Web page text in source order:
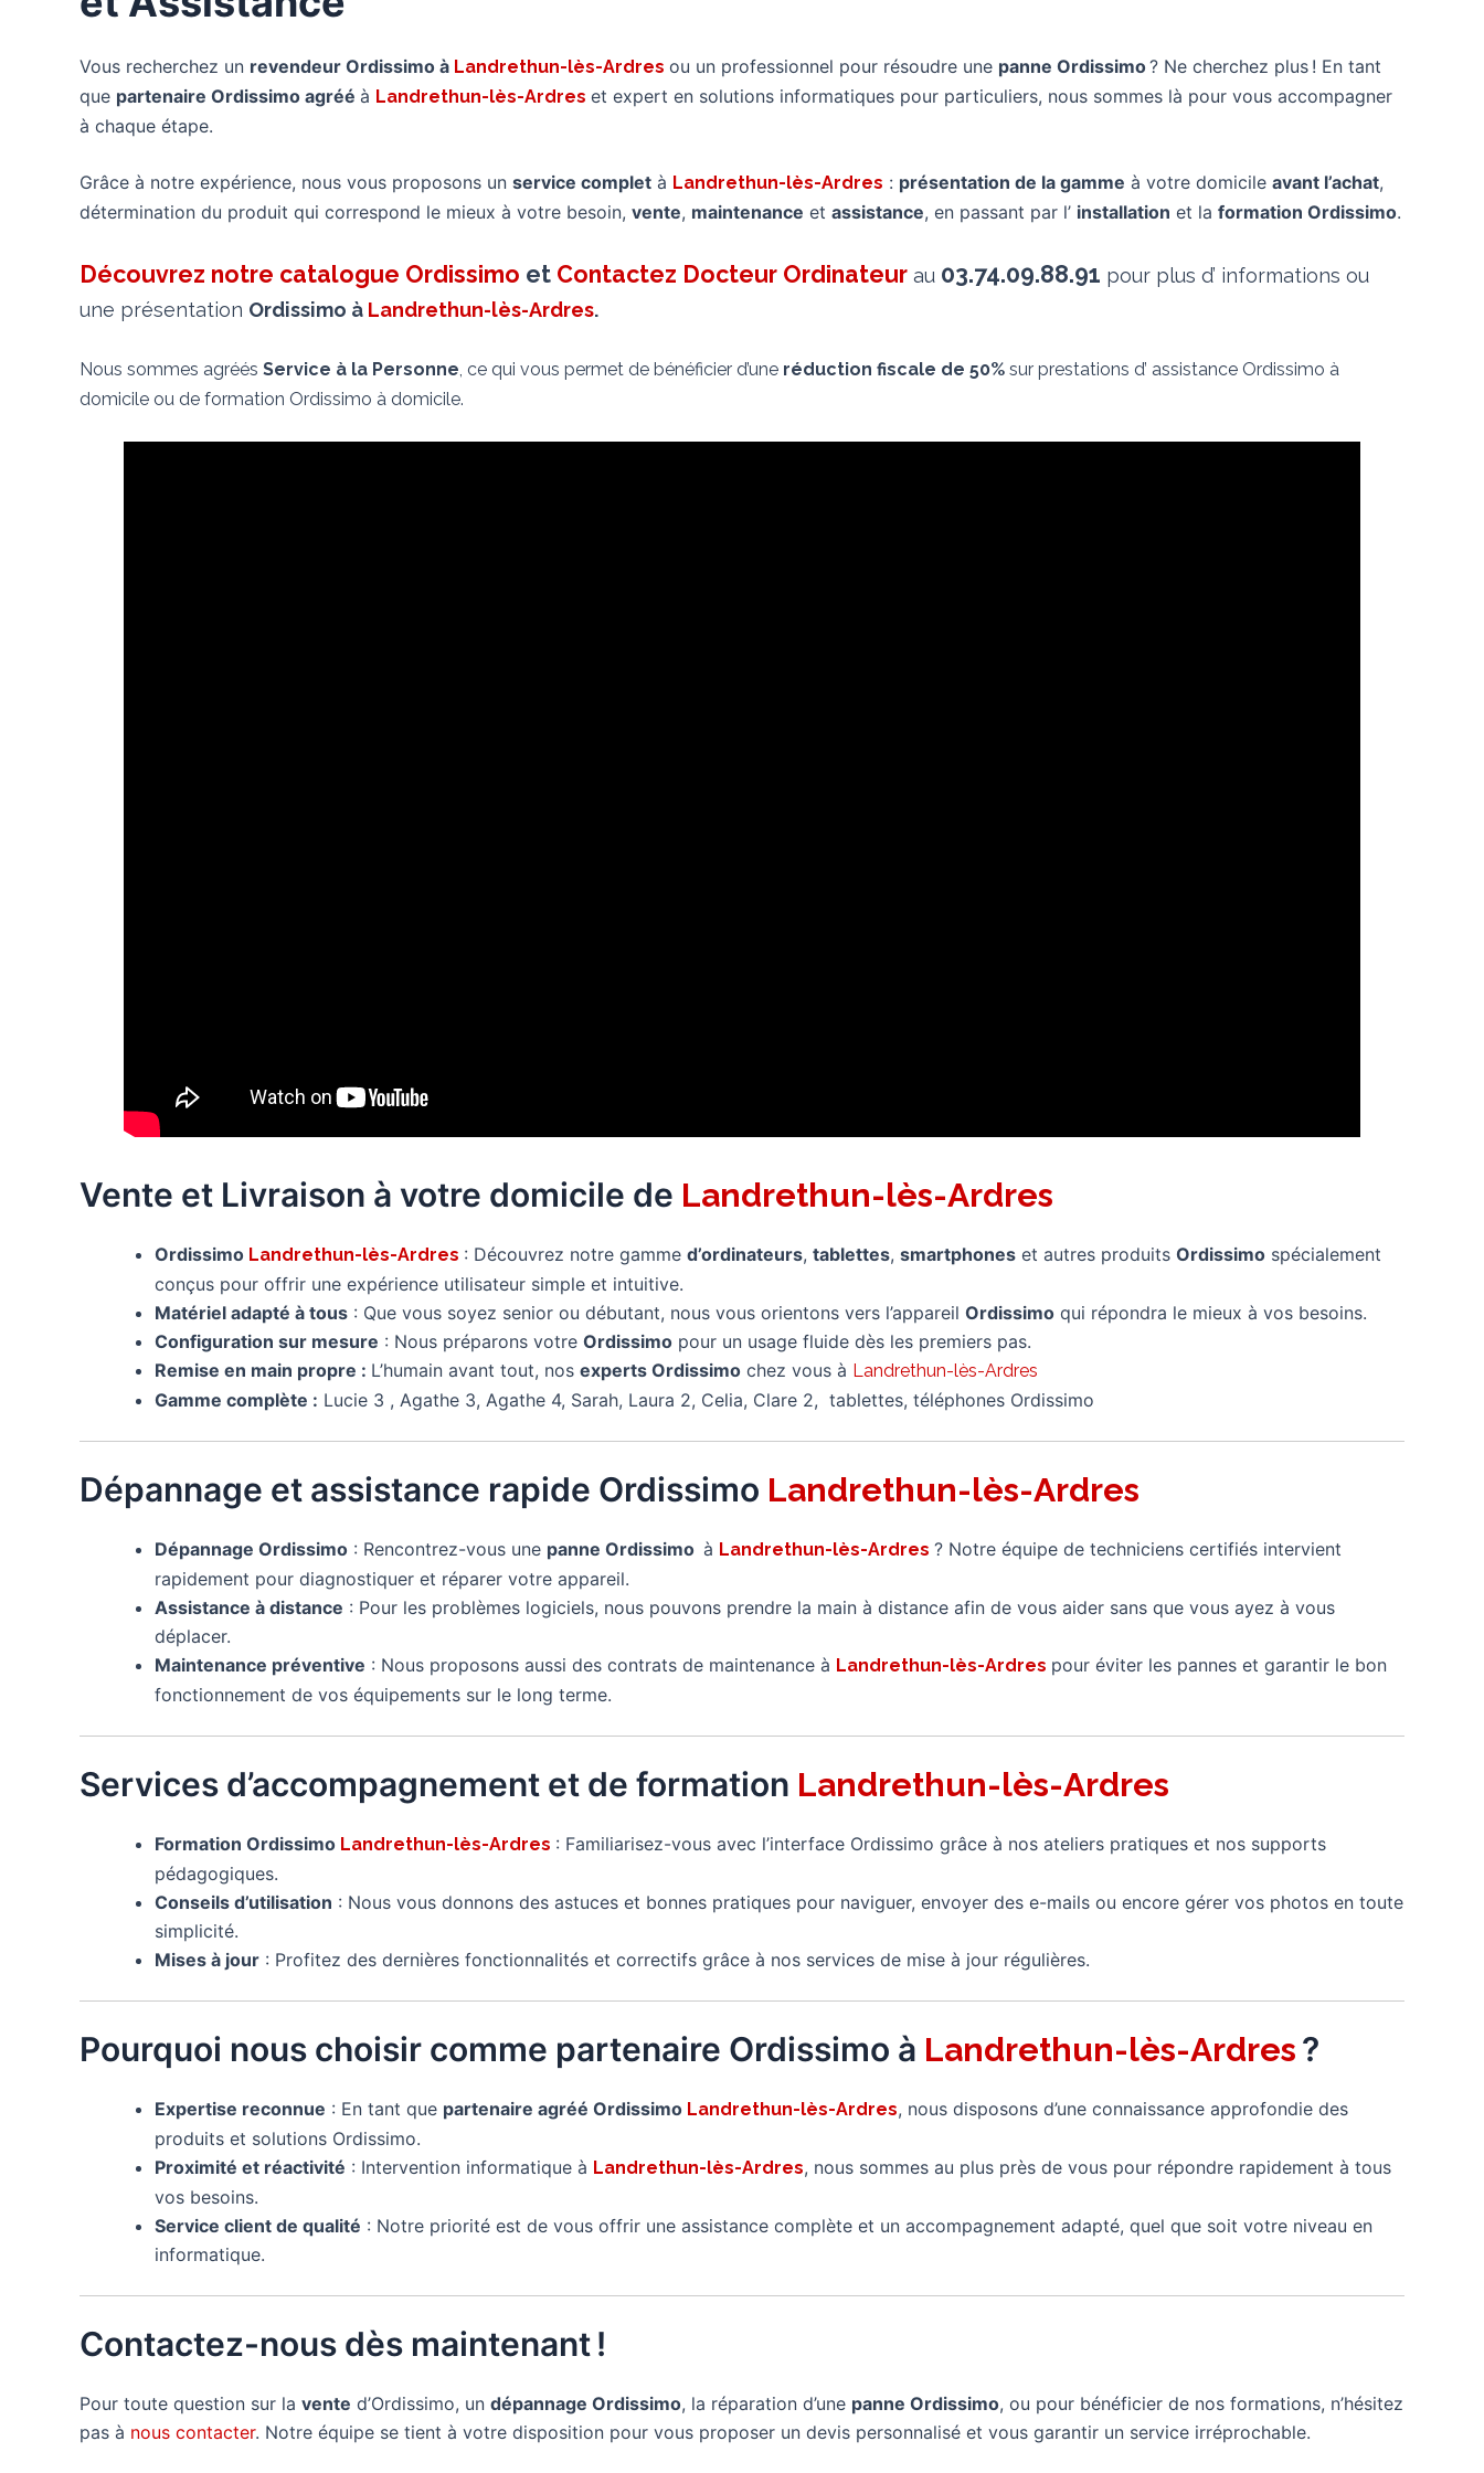
Vous recherchez un revendeur Ordissimo à Landrethun-lès-Ardres ou un professionnel pour résoudre une panne Ordissimo? Ne cherchez plus ! En tant
que partenaire Ordissimo agréé à Landrethun-lès-Ardres et expert en solutions informatiques pour particuliers, nous sommes là pour vous accompagner
à chaque étape.
Grâce à notre expérience, nous vous proposons un service complet à Landrethun-lès-Ardres : présentation de la gamme à votre domicile avant l’achat,
détermination du produit qui correspond le mieux à votre besoin, vente, maintenance et assistance, en passant par l’ installation et la formation Ordissimo.
Découvrez notre catalogue Ordissimo et Contactez Docteur Ordinateur au 03.74.09.88.91 pour plus d’ informations ou
une présentation Ordissimo à Landrethun-lès-Ardres.
Nous sommes agréés Service à la Personne , ce qui vous permet de bénéficier d’une réduction fiscale de 50% sur prestations d’ assistance Ordissimo à
domicile ou de formation Ordissimo à domicile.
Vente et Livraison à votre domicile de Landrethun-lès-Ardres
Ordissimo Landrethun-lès-Ardres : Découvrez notre gamme d’ordinateurs, tablettes, smartphones et autres produits Ordissimo spécialement
conçus pour offrir une expérience utilisateur simple et intuitive.
Matériel adapté à tous : Que vous soyez senior ou débutant, nous vous orientons vers l’appareil Ordissimo qui répondra le mieux à vos besoins.
Configuration sur mesure : Nous préparons votre Ordissimo pour un usage fluide dès les premiers pas.
Remise en main propre : L’humain avant tout, nos experts Ordissimo chez vous à Landrethun-lès-Ardres
Gamme complète : Lucie 3 , Agathe 3, Agathe 4, Sarah, Laura 2, Celia, Clare 2, tablettes, téléphones Ordissimo
Dépannage et assistance rapide Ordissimo Landrethun-lès-Ardres
Dépannage Ordissimo : Rencontrez-vous une panne Ordissimo à Landrethun-lès-Ardres ? Notre équipe de techniciens certifiés intervient
rapidement pour diagnostiquer et réparer votre appareil.
Assistance à distance : Pour les problèmes logiciels, nous pouvons prendre la main à distance afin de vous aider sans que vous ayez à vous
déplacer.
Maintenance préventive : Nous proposons aussi des contrats de maintenance à Landrethun-lès-Ardres pour éviter les pannes et garantir le bon
fonctionnement de vos équipements sur le long terme.
Services d’accompagnement et de formation Landrethun-lès-Ardres
Formation Ordissimo Landrethun-lès-Ardres : Familiarisez-vous avec l’interface Ordissimo grâce à nos ateliers pratiques et nos supports
pédagogiques.
Conseils d’utilisation : Nous vous donnons des astuces et bonnes pratiques pour naviguer, envoyer des e-mails ou encore gérer vos photos en toute
simplicité.
Mises à jour : Profitez des dernières fonctionnalités et correctifs grâce à nos services de mise à jour régulières.
Pourquoi nous choisir comme partenaire Ordissimo à Landrethun-lès-Ardres ?
Expertise reconnue : En tant que partenaire agréé Ordissimo Landrethun-lès-Ardres, nous disposons d’une connaissance approfondie des
produits et solutions Ordissimo.
Proximité et réactivité : Intervention informatique à Landrethun-lès-Ardres, nous sommes au plus près de vous pour répondre rapidement à tous
vos besoins.
Service client de qualité : Notre priorité est de vous offrir une assistance complète et un accompagnement adapté, quel que soit votre niveau en
informatique.
Contactez-nous dès maintenant !
Pour toute question sur la vente d’Ordissimo, un dépannage Ordissimo, la réparation d’une panne Ordissimo, ou pour bénéficier de nos formations, n’hésitez
pas à nous contacter. Notre équipe se tient à votre disposition pour vous proposer un devis personnalisé et vous garantir un service irréprochable.